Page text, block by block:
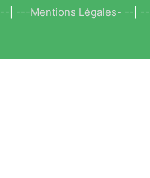
--| ---Mentions Légales- --| --